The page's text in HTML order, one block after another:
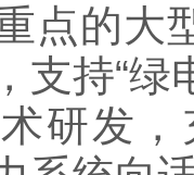
点的大
支持“绿
研发